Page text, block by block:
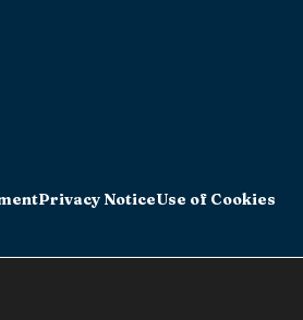
Privacy NoticeUse of Cookies